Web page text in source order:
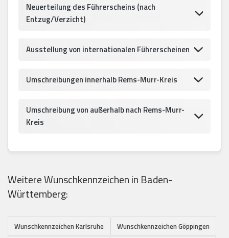
Neuerteilung des Führerscheins (nach
Entzug/Verzicht)
Ausstellung von internationalen Führerscheinen
Umschreibungen innerhalb Rems-Murr-Kreis
Umschreibung von außerhalb nach Rems-Murr-
Kreis
Weitere Wunschkennzeichen in Baden-
Württemberg:
Wunschkennzeichen Karlsruhe
Wunschkennzeichen Göppingen